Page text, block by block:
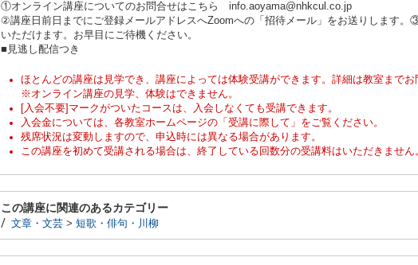
①オンライン講座についてのお問合せはこちら info.aoyama@nhkcul.co.jp
②講座日前日までにご登録メールアドレスへZoomへの「招待メール」をお送りします。
いただけます。お早目にご待機ください。
■見逃し配信つき
ほとんどの講座は見学でき、講座によっては体験受講ができます。詳細は教室までお
※オンライン講座の見学、体験はできません。
[入会不要]マークがついたコースは、入会しなくても受講できます。
入会金については、各教室ホームページの「受講に際して」をご覧ください。
残席状況は変動しますので、申込時には異なる場合があります。
この講座を初めて受講される場合は、終了している回数分の受講料はいただきません
この講座に関連のあるカテゴリー
文章・文芸> 短歌・俳句・川柳